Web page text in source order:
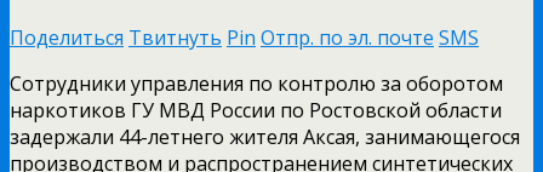
Поделиться Твитнуть Pin Отпр. по эл. почте SMS
Сотрудники управления по контролю за оборотом
наркотиков ГУ МВД России по Ростовской области
задержали 44-летнего жителя Аксая, занимающегося
производством и распространением синтетических